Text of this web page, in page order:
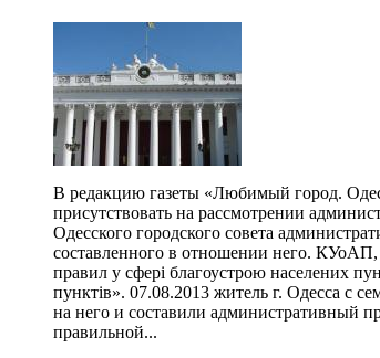
В редакцию газеты «Любимый город.
присутствовать на рассмотрении
Одесского городского совета
составленного в отношении него. КУоАП,
правил у сфері благоустрою населених
пунктів». 07.08.2013 житель г. Одесса с
на него и составили административный
правильной...